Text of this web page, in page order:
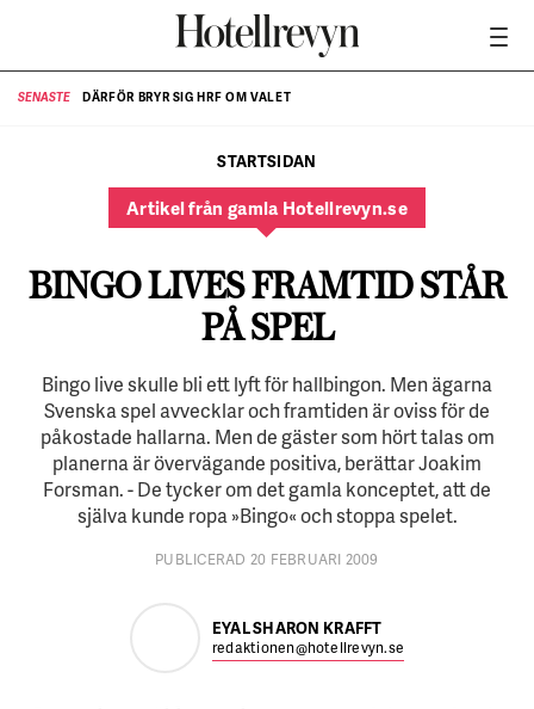
SENASTE DÄRFÖR BRYR SIG HRF OM VALET
STARTSIDAN
Artikel från gamla Hotellrevyn.se
BINGO LIVES FRAMTID STÅR
PÅ SPEL
Bingo live skulle bli ett lyft för hallbingon. Men ägarna
Svenska spel avvecklar och framtiden är oviss för de
påkostade hallarna. Men de gäster som hört talas om
planerna är övervägande positiva, berättar Joakim
Forsman. - De tycker om det gamla konceptet, att de
själva kunde ropa »Bingo« och stoppa spelet.
PUBLICERAD 20 FEBRUARI 2009
EYAL SHARON KRAFFT
redaktionen@hotellrevyn.se